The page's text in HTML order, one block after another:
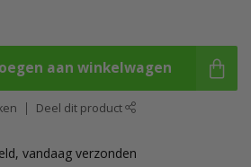
aan winkelwagen
Deel dit product
vandaag verzonden